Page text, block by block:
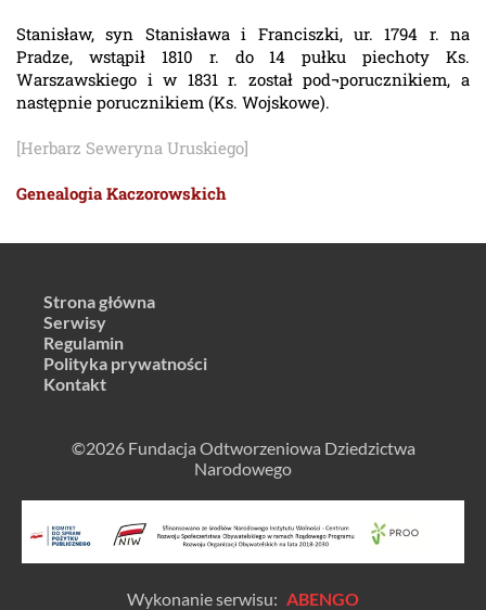
Stanisław, syn Stanisława i Franciszki, ur. 1794 r. na
Pradze, wstąpił 1810 r. do 14 pułku piechoty Ks.
Warszawskiego i w 1831 r. został pod¬porucznikiem, a
następnie porucznikiem (Ks. Wojskowe).
[Herbarz Seweryna Uruskiego]
Genealogia Kaczorowskich
Strona główna
Serwisy
Regulamin
Polityka prywatności
Kontakt
©2026 Fundacja Odtworzeniowa Dziedzictwa
Narodowego
Wykonanie serwisu: ABENGO